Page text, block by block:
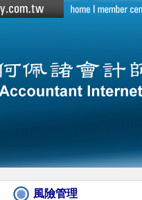
風險管理